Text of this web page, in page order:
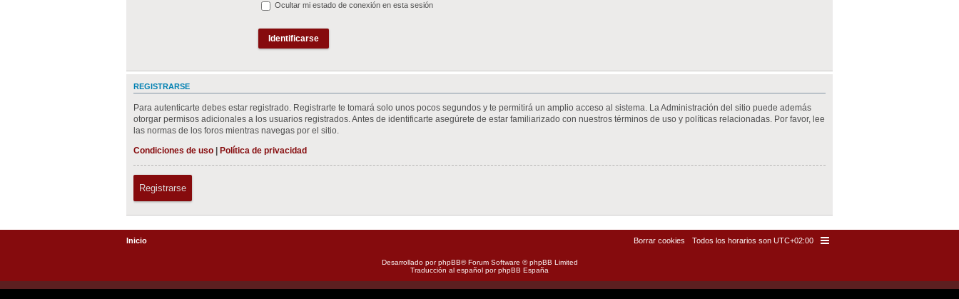
Ocultar mi estado de conexión en esta sesión
REGISTRARSE
Para autenticarte debes estar registrado. Registrarte te tomará solo unos pocos segundos y te permitirá un amplio acceso al sistema. La Administración del sitio puede además
otorgar permisos adicionales a los usuarios registrados. Antes de identificarte asegúrete de estar familiarizado con nuestros términos de uso y políticas relacionadas. Por favor, lee
las normas de los foros mientras navegas por el sitio.
Condiciones de uso
Política de privacidad
Registrarse
Inicio Todos los horarios son UTC+02:00
Borrar cookies
Desarrollado porphpBB® Forum Software © phpBB Limited
Traducción al español porphpBB España